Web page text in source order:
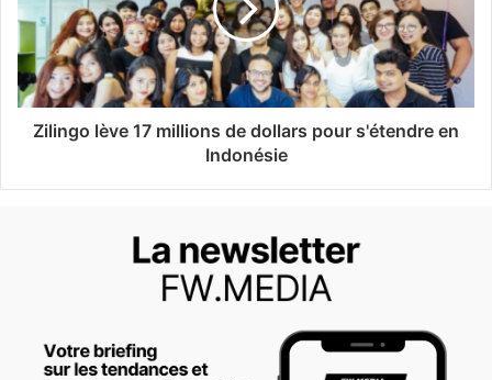
Zilingo lève 17 millions de dollars pour s'étendre en
Indonésie